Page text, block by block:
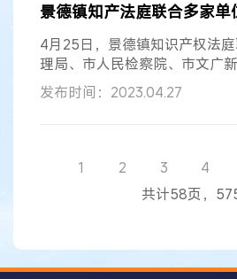
权一审民事案件6263件（含旧
6086件，服判息诉率为91.8%
61.4%、结案率
4月25日，景德镇知识产权法
理局、市人民检察院、市文广
知识产权保护工作新闻发布会，
案例。景德镇市中级人民法院
权司法保护方面的重大举措回
市市委宣传部一级调研员黄波
德镇知识产权法庭始终致力于
发布时间：2023.04.27
1 2 3 4
共计58页，